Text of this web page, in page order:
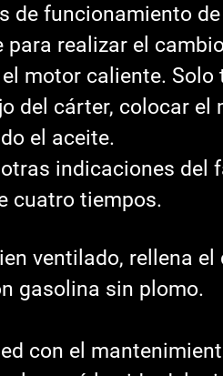
de funcionamiento
para realizar el
motor caliente.
del cárter, colocar el
el aceite.
indicaciones del
cuatro tiempos.
ventilado, rellena
gasolina sin plomo.
con el